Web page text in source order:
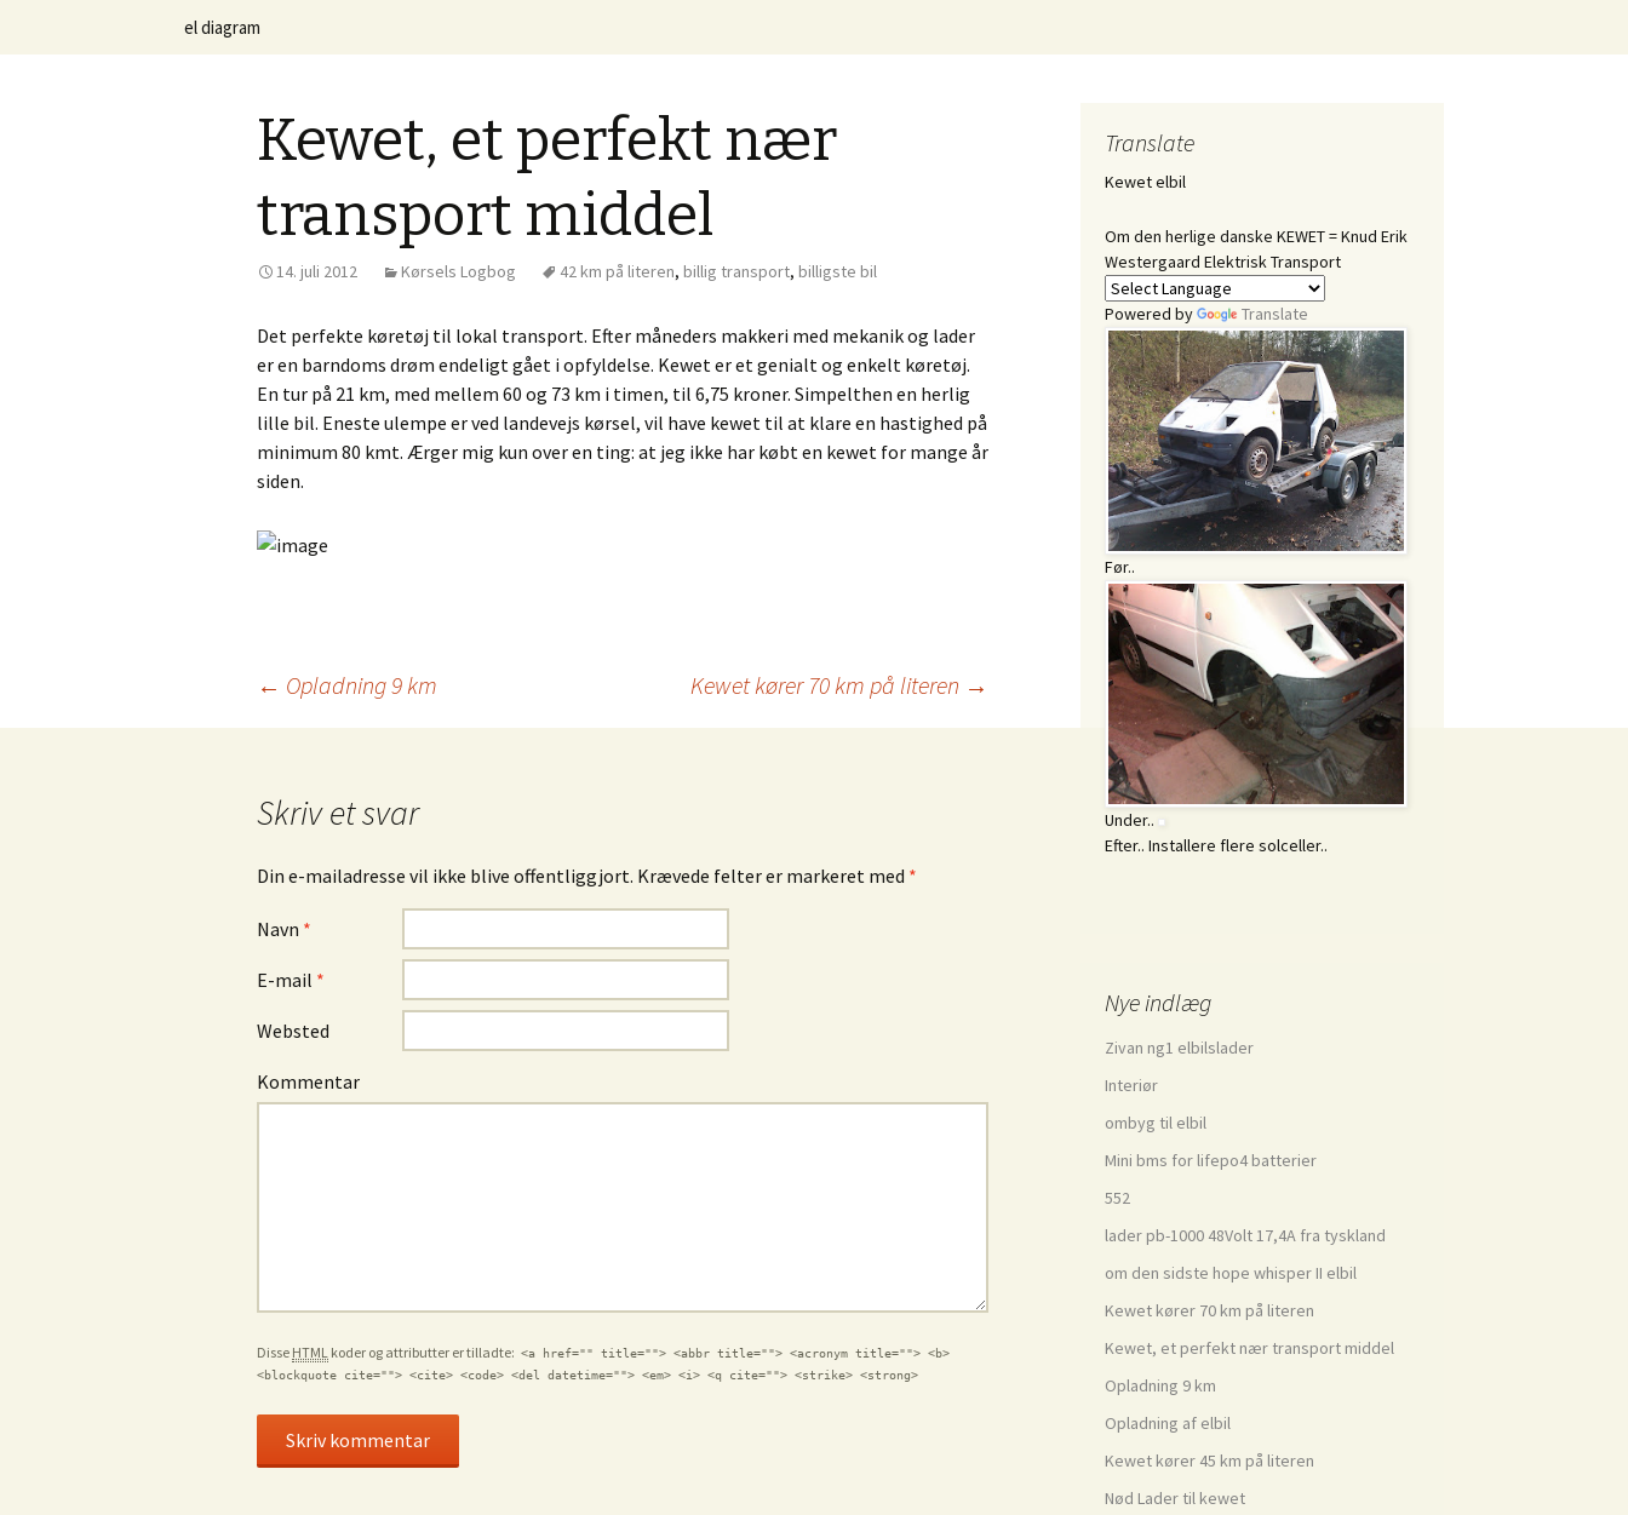
Kewet Elbil
Om den herlige danske KEWET = Knud Erik Westergaard Elektrisk Transport
Videre til indhold
el diagram
Kewet, et perfekt nær
transport middel
14. juli 2012 Kørsels Logbog 42 km på literen, billig transport, billigste bil
Det perfekte køretøj til lokal transport. Efter måneders makkeri med mekanik og lader
er en barndoms drøm endeligt gået i opfyldelse. Kewet er et genialt og enkelt køretøj.
En tur på 21 km, med mellem 60 og 73 km i timen, til 6,75 kroner. Simpelthen en herlig
lille bil. Eneste ulempe er ved landevejs kørsel, vil have kewet til at klare en hastighed på
minimum 80 kmt. Ærger mig kun over en ting: at jeg ikke har købt en kewet for mange år
siden.
Indlæg navigation
← Opladning 9 km Kewet kører 70 km på literen →
Skriv et svar
Din e-mailadresse vil ikke blive offentliggjort. Krævede felter er markeret med *
Navn *
E-mail *
Websted
Kommentar
Disse HTML koder og attributter er tilladte: <a href="" title=""> <abbr title=""> <acronym title=""> <b>
<blockquote cite=""> <cite> <code> <del datetime=""> <em> <i> <q cite=""> <strike> <strong>
Translate
Kewet elbil
Om den herlige danske KEWET = Knud Erik
Westergaard Elektrisk Transport
Powered by Translate
Før..
Under..
Efter.. Installere flere solceller..
Nye indlæg
Zivan ng1 elbilslader
Interiør
ombyg til elbil
Mini bms for lifepo4 batterier
552
lader pb-1000 48Volt 17,4A fra tyskland
om den sidste hope whisper II elbil
Kewet kører 70 km på literen
Kewet, et perfekt nær transport middel
Opladning 9 km
Opladning af elbil
Kewet kører 45 km på literen
Nød Lader til kewet